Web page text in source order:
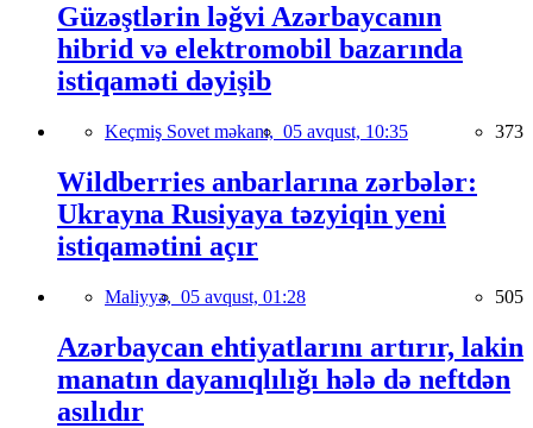
Güzəştlərin ləğvi Azərbaycanın
hibrid və elektromobil bazarında
istiqaməti dəyişib
Keçmiş Sovet məkanı, 05 avqust, 10:35 373
Wildberries anbarlarına zərbələr:
Ukrayna Rusiyaya təzyiqin yeni
istiqamətini açır
Maliyyə, 05 avqust, 01:28 505
Azərbaycan ehtiyatlarını artırır, lakin
manatın dayanıqlılığı hələ də neftdən
asılıdır